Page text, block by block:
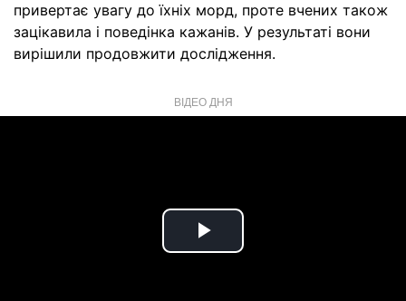
привертає увагу до їхніх морд, проте вчених також
зацікавила і поведінка кажанів. У результаті вони
вирішили продовжити дослідження.
ВІДЕО ДНЯ
Play